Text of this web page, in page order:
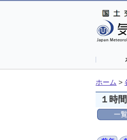
ホーム >
１時